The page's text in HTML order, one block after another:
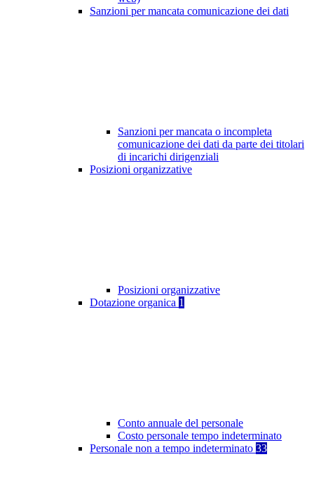
Sanzioni per mancata comunicazione dei dati
Sanzioni per mancata o incompleta
comunicazione dei dati da parte dei titolari
di incarichi dirigenziali
Posizioni organizzative
Posizioni organizzative
Dotazione organica 1
Conto annuale del personale
Costo personale tempo indeterminato
Personale non a tempo indeterminato 33